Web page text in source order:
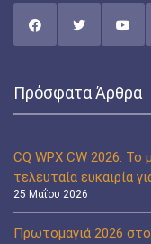
Πρόσφατα Άρθρα
CQ WPX CW 2026: Το
τελευταία ευκαιρία
25 Μαΐου 2026
Πρωτομαγιά 2026